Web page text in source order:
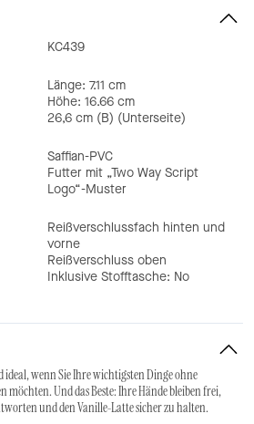
KC439
Länge: 7.11 cm
Höhe: 16.66 cm
26,6 cm (B) (Unterseite)
Saffian-PVC
Futter mit „Two Way Script
Logo“-Muster
Reißverschlussfach hinten und
vorne
Reißverschluss oben
Inklusive Stofftasche: No
ideal, wenn Sie Ihre wichtigsten Dinge ohne
Und das Beste: Ihre Hände bleiben frei,
und den Vanille-Latte sicher zu halten.